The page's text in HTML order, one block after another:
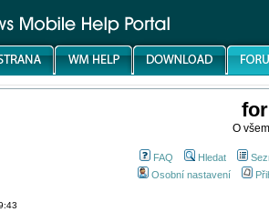
O
FAQ Hledat
Osobní nastavení